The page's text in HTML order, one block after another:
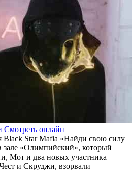
онлайн
Black Star Mafia «Найди свою силу
зале «Олимпийский», который
Мот и два новых участника
и Скруджи, взорвали